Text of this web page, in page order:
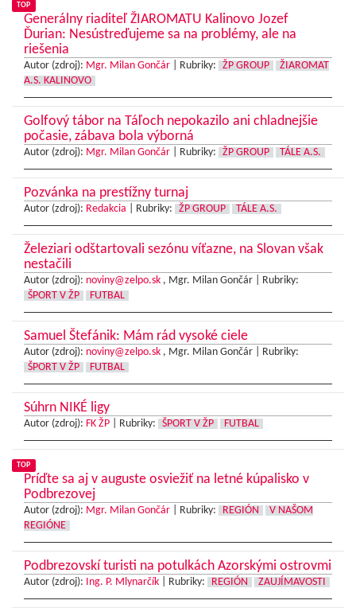
TOP
Generálny riaditeľ ŽIAROMATU Kalinovo Jozef
Ďurian: Nesústreďujeme sa na problémy, ale na
riešenia
Autor (zdroj): Mgr. Milan Gončár Rubriky: ŽP GROUP
ŽIAROMAT
A.S. KALINOVO
Golfový tábor na Táľoch nepokazilo ani chladnejšie
počasie, zábava bola výborná
Autor (zdroj): Mgr. Milan Gončár Rubriky: ŽP GROUP TÁLE A.S.
Pozvánka na prestížny turnaj
Autor (zdroj): Redakcia Rubriky: ŽP GROUP TÁLE A.S.
Železiari odštartovali sezónu víťazne, na Slovan však
nestačili
Autor (zdroj): noviny@zelpo.sk , Mgr. Milan Gončár |
Rubriky:
ŠPORT V ŽP
FUTBAL
Samuel Štefánik: Mám rád vysoké ciele
Autor (zdroj): noviny@zelpo.sk , Mgr. Milan Gončár |
Rubriky:
ŠPORT V ŽP
FUTBAL
Súhrn NIKÉ ligy
Autor (zdroj): FK ŽP Rubriky: ŠPORT V ŽP FUTBAL
TOP
Príďte sa aj v auguste osviežiť na letné kúpalisko v
Podbrezovej
Autor (zdroj): Mgr. Milan Gončár Rubriky: REGIÓN
V NAŠOM
REGIÓNE
Podbrezovskí turisti na potulkách Azorskými ostrovmi
Autor (zdroj): Ing. P. Mlynarčík Rubriky: REGIÓN ZAUJÍMAVOSTI